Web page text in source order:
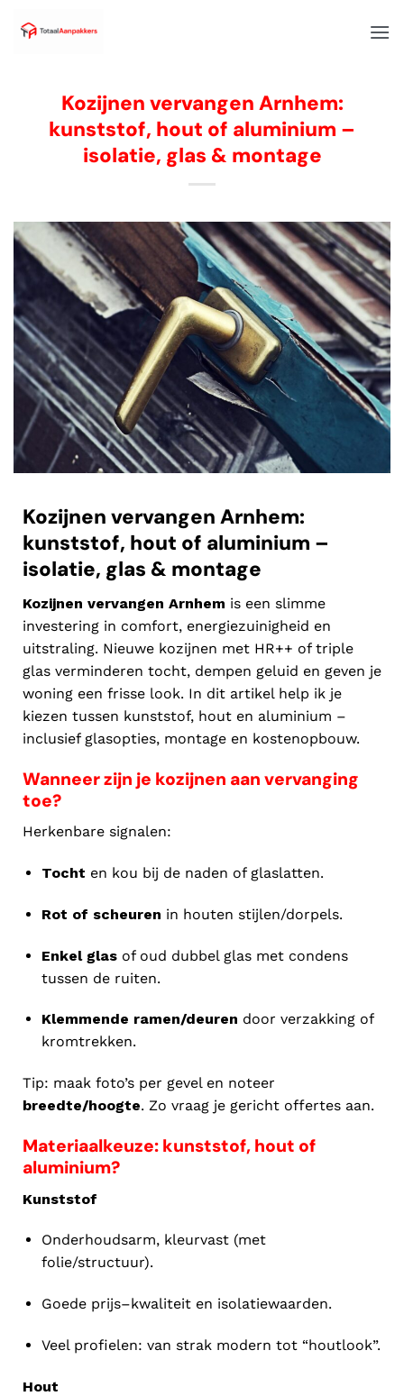
Kozijnen vervangen Arnhem:
kunststof, hout of aluminium –
isolatie, glas & montage
Kozijnen vervangen Arnhem:
kunststof, hout of aluminium –
isolatie, glas & montage
Kozijnen vervangen Arnhem is een slimme
investering in comfort, energiezuinigheid en
uitstraling. Nieuwe kozijnen met HR++ of triple
glas verminderen tocht, dempen geluid en geven je
woning een frisse look. In dit artikel help ik je
kiezen tussen kunststof, hout en aluminium –
inclusief glasopties, montage en kostenopbouw.
Wanneer zijn je kozijnen aan vervanging
toe?
Herkenbare signalen:
Tocht en kou bij de naden of glaslatten.
Rot of scheuren in houten stijlen/dorpels.
Enkel glasof oud dubbel glas met condens
tussen de ruiten.
Klemmende ramen/deuren door verzakking of
kromtrekken.
Tip: maak foto’s per gevel en noteer
breedte/hoogte. Zo vraag je gericht offertes aan.
Materiaalkeuze: kunststof, hout of
aluminium?
Kunststof
Onderhoudsarm, kleurvast (met
folie/structuur).
Goede prijs–kwaliteit en isolatiewaarden.
Veel profielen: van strak modern tot “houtlook”.
Hout